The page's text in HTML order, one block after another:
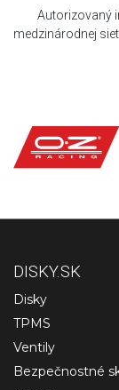
Autorizovaný
medzinárodnej
DISKY.SK
Disky
TPMS
Ventily
Bezpečnostné